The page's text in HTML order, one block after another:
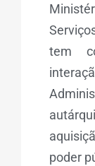
tem
poder